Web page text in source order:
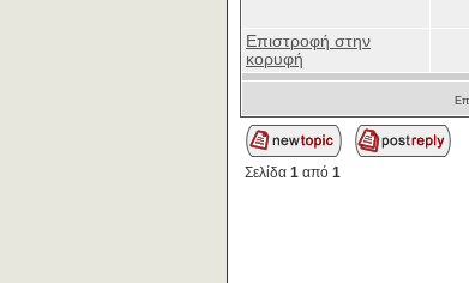
Επιστροφή στην
κορυφή
Σελίδα 1 από 1